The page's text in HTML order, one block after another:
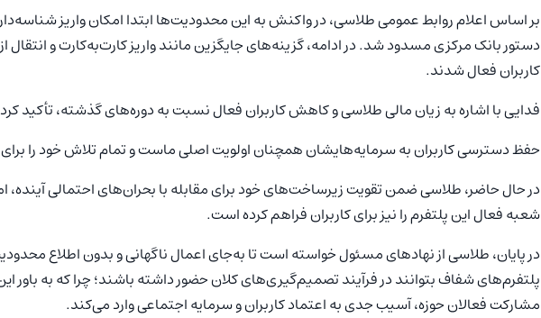
بر اساس اعلام روابط عمومی طلاسی، در واکنش به این محدودیت‌ها ابتدا امکان واریز
دستور بانک مرکزی مسدود شد. در ادامه، گزینه‌های جایگزین مانند واریز کارت‌به‌کارت و انتقال
کاربران فعال شدند.
فدایی با اشاره به زیان مالی طلاسی و کاهش کاربران فعال نسبت به دوره‌های گذشته، تأکید
حفظ دسترسی کاربران به سرمایه‌هایشان همچنان اولویت اصلی ماست و تمام تلاش خود را برای
در حال حاضر، طلاسی ضمن تقویت زیرساخت‌های خود برای مقابله با بحران‌های احتمالی آینده،
شعبه فعال این پلتفرم را نیز برای کاربران فراهم کرده است.
در پایان، طلاسی از نهادهای مسئول خواسته است تا به‌جای اعمال ناگهانی و بدون اطلاع
پلتفرم‌های شفاف بتوانند در فرآیند تصمیم‌گیری‌های کلان حضور داشته باشند؛ چرا که به
مشارکت فعالان حوزه، آسیب جدی به اعتماد کاربران و سرمایه اجتماعی وارد می‌کند.